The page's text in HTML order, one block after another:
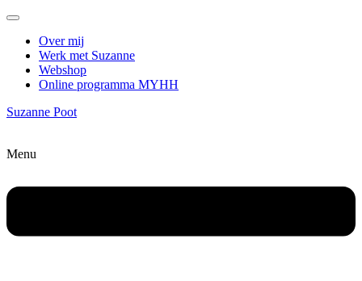
Over mij
Werk met Suzanne
Webshop
Online programma MYHH
Suzanne Poot
Menu